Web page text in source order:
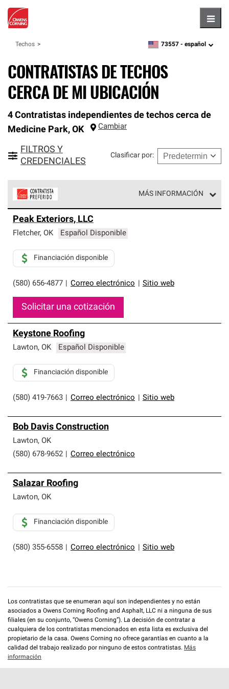
Techos zipcode,language
73557 - español
CONTRATISTAS DE TECHOS
CERCA DE MI UBICACIÓN
4 Contratistas independientes de techos cerca de
Medicine Park, OK Cambiar
FILTROS Y
CREDENCIALES
Clasificar por:
MÁS INFORMACIÓN
parte de una red exclusiva de profesionales de techos
que cumplen con altos estándares y requisitos estrictos
Peak Exteriors, LLC
Fletcher, OK Español Disponible
(580) 656-4877 Correo electrónico Sitio web
Financiación disponible
Solicitar una cotización
Keystone Roofing
Lawton, OK Español Disponible
(580) 419-7663 Correo electrónico Sitio web
Financiación disponible
Bob Davis Construction
Lawton, OK
(580) 678-9652
Correo electrónico
Salazar Roofing
Lawton, OK
(580) 355-6558 Correo electrónico Sitio web
Financiación disponible
Los contratistas que se enumeran aquí son independientes y no están
asociados a Owens Corning Roofing and Asphalt, LLC ni a ninguna de sus
filiales (en su conjunto, “Owens Corning”). La decisión de contratar a
cualquiera de los contratistas mencionados en esta lista es exclusiva del
propietario de la casa. Owens Corning no ofrece garantías en cuanto a la
calidad del trabajo realizado por ninguno de estos contratistas. Más
información